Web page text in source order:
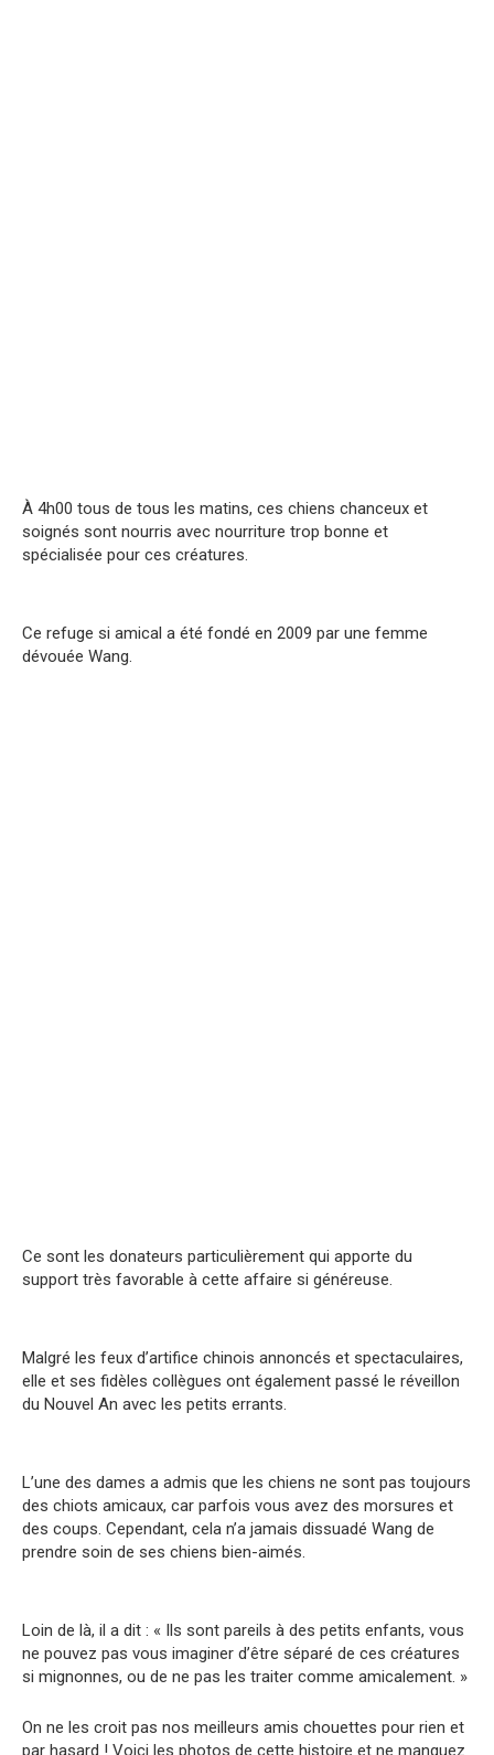
À 4h00 tous de tous les matins, ces chiens chanceux et
soignés sont nourris avec nourriture trop bonne et
spécialisée pour ces créatures.
Ce refuge si amical a été fondé en 2009 par une femme
dévouée Wang.
Ce sont les donateurs particulièrement qui apporte du
support très favorable à cette affaire si généreuse.
Malgré les feux d’artifice chinois annoncés et spectaculaires,
elle et ses fidèles collègues ont également passé le réveillon
du Nouvel An avec les petits errants.
L’une des dames a admis que les chiens ne sont pas toujours
des chiots amicaux, car parfois vous avez des morsures et
des coups. Cependant, cela n’a jamais dissuadé Wang de
prendre soin de ses chiens bien-aimés.
Loin de là, il a dit : « Ils sont pareils à des petits enfants, vous
ne pouvez pas vous imaginer d’être séparé de ces créatures
si mignonnes, ou de ne pas les traiter comme amicalement. »
On ne les croit pas nos meilleurs amis chouettes pour rien et
par hasard ! Voici les photos de cette histoire et ne manquez